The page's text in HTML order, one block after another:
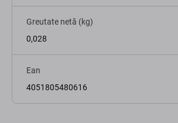
Greutate netă (kg)
0,028
Ean
4051805480616